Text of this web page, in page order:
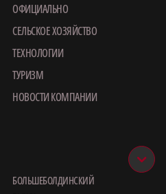
ОФИЦИАЛЬНО
СЕЛЬСКОЕ ХОЗЯЙСТВО
ТЕХНОЛОГИИ
ТУРИЗМ
НОВОСТИ КОМПАНИИ
БОЛЬШЕБОЛДИНСКИЙ